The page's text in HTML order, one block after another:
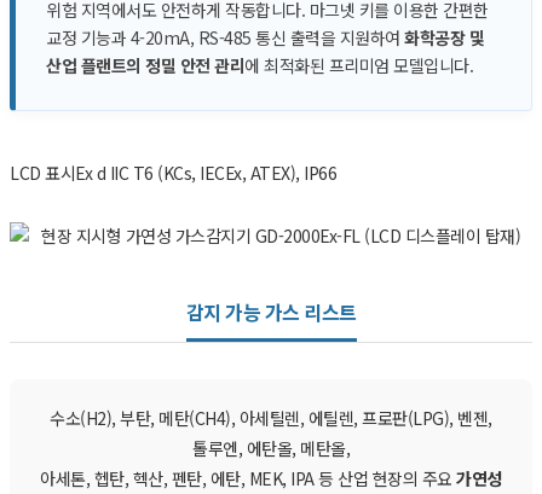
위험 지역에서도 안전하게 작동합니다. 마그넷 키를 이용한 간편한
교정 기능과 4-20mA, RS-485 통신 출력을 지원하여 화학공장 및
산업 플랜트의 정밀 안전 관리에 최적화된 프리미엄 모델입니다.
LCD 표시Ex d IIC T6 (KCs, IECEx, ATEX), IP66
감지 가능 가스 리스트
수소(H2), 부탄, 메탄(CH4), 아세틸렌, 에틸렌, 프로판(LPG), 벤젠,
톨루엔, 에탄올, 메탄올,
아세톤, 헵탄, 헥산, 펜탄, 에탄, MEK, IPA 등 산업 현장의 주요가연성